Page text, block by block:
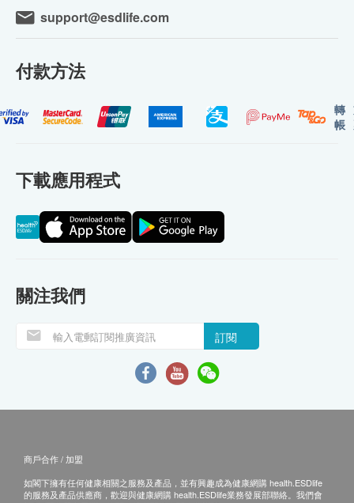
support@esdlife.com
付款方法
轉
帳
下載應用程式
關注我們
訂閱
商戶合作 / 加盟
如閣下擁有任何健康相關之服務及產品，並有興趣成為健康網購 health.ESDlife
的服務及產品供應商，歡迎與健康網購 health.ESDlife業務發展部聯絡。我們會